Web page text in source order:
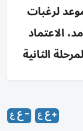
2026: آخر موعد لرغبات
7م دون مد، الاعتماد
الثانية